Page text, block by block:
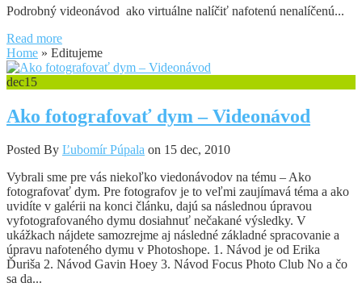
Podrobný videonávod ako virtuálne nalíčiť nafotenú nenalíčenú...
Read more
Home » Editujeme
dec15
Ako fotografovať dym – Videonávod
Posted By Ľubomír Púpala on 15 dec, 2010
Vybrali sme pre vás niekoľko viedonávodov na tému – Ako
fotografovať dym. Pre fotografov je to veľmi zaujímavá téma a ako
uvidíte v galérii na konci článku, dajú sa následnou úpravou
vyfotografovaného dymu dosiahnuť nečakané výsledky. V
ukážkach nájdete samozrejme aj následné základné spracovanie a
úpravu nafoteného dymu v Photoshope. 1. Návod je od Erika
Ďuriša 2. Návod Gavin Hoey 3. Návod Focus Photo Club No a čo
sa da...